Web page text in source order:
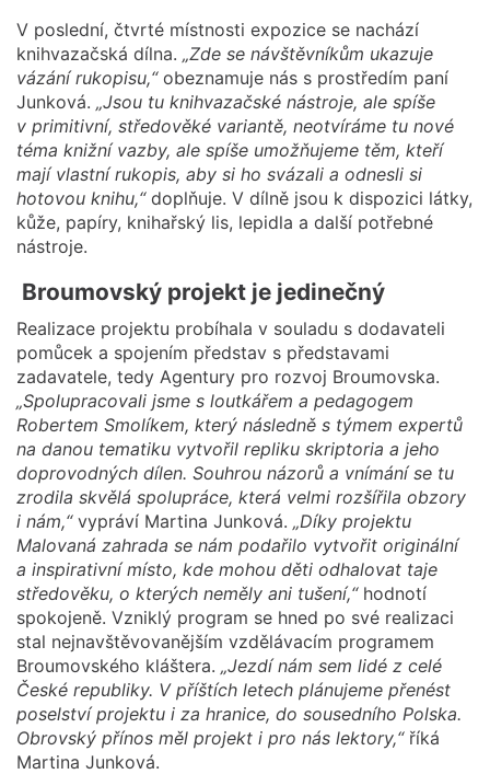
V poslední, čtvrté místnosti expozice se nachází
knihvazačská dílna. „Zde se návštěvníkům ukazuje
vázání rukopisu,“ obeznamuje nás s prostředím paní
Junková. „Jsou tu knihvazačské nástroje, ale spíše
v primitivní, středověké variantě, neotvíráme tu nové
téma knižní vazby, ale spíše umožňujeme těm, kteří
mají vlastní rukopis, aby si ho svázali a odnesli si
hotovou knihu,“ doplňuje. V dílně jsou k dispozici látky,
kůže, papíry, knihařský lis, lepidla a další potřebné
nástroje.
Broumovský projekt je jedinečný
Realizace projektu probíhala v souladu s dodavateli
pomůcek a spojením představ s představami
zadavatele, tedy Agentury pro rozvoj Broumovska.
„Spolupracovali jsme s loutkářem a pedagogem
Robertem Smolíkem, který následně s týmem expertů
na danou tematiku vytvořil repliku skriptoria a jeho
doprovodných dílen. Souhrou názorů a vnímání se tu
zrodila skvělá spolupráce, která velmi rozšířila obzory
i nám,“ vypráví Martina Junková. „Díky projektu
Malovaná zahrada se nám podařilo vytvořit originální
a inspirativní místo, kde mohou děti odhalovat taje
středověku, o kterých neměly ani tušení,“ hodnotí
spokojeně. Vzniklý program se hned po své realizaci
stal nejnavštěvovanějším vzdělávacím programem
Broumovského kláštera. „Jezdí nám sem lidé z celé
České republiky. V příštích letech plánujeme přenést
poselství projektu i za hranice, do sousedního Polska.
Obrovský přínos měl projekt i pro nás lektory,“ říká
Martina Junková.